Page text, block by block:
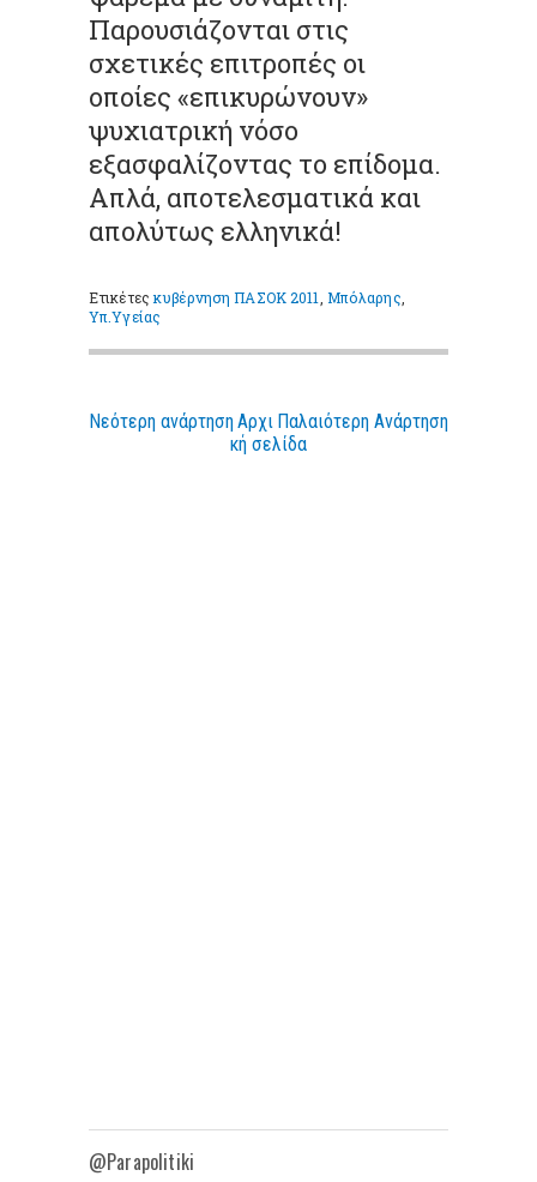
Παρουσιάζονται στις
σχετικές επιτροπές οι
οποίες «επικυρώνουν»
ψυχιατρική νόσο
εξασφαλίζοντας το επίδομα.
Απλά, αποτελεσματικά και
απολύτως ελληνικά!
Ετικέτεςκυβέρνηση ΠΑΣΟΚ 2011 Μπόλαρης
Υπ.Υγείας
Νεότερη ανάρτηση Παλαιότερη Ανάρτηση
Αρχι
κή σελίδα
@Parapolitiki